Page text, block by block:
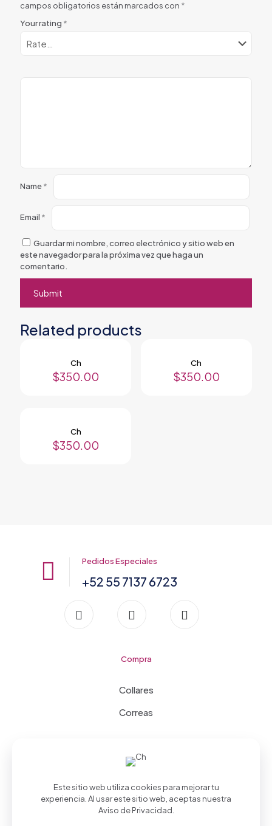
campos obligatorios están marcados con *
Your rating *
Name*
Email *
Guardar mi nombre, correo electrónico y sitio web en
este navegador para la próxima vez que haga un
comentario.
Related products
Ch
$350.00
Ch
$350.00
Ch
$350.00
Pedidos Especiales
+52 55 7137 6723
Compra
Collares
Correas
©2026 CollarPet desarrollado porFusión Mx
Este sitio web utiliza cookies para mejorar tu
experiencia. Al usar este sitio web, aceptas nuestra
Aviso de Privacidad